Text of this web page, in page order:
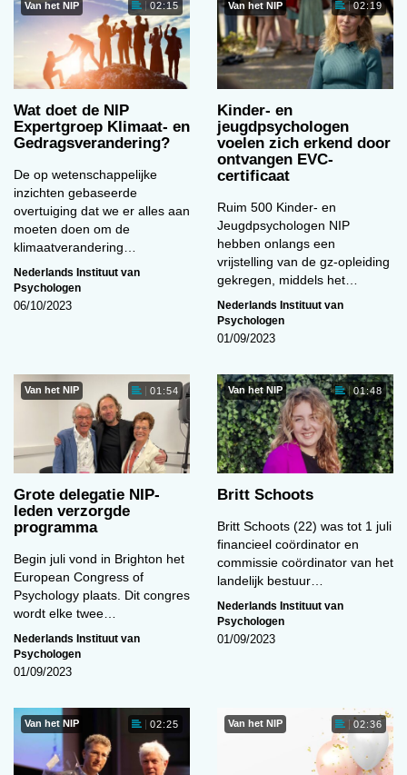
Van het NIP 02:15
Wat doet de NIP
Expertgroep Klimaat- en
Gedragsverandering?
De op wetenschappelijke
inzichten gebaseerde
overtuiging dat we er alles aan
moeten doen om de
klimaatverandering…
Nederlands Instituut van
Psychologen
06/10/2023
Van het NIP 02:19
Kinder- en
jeugdpsychologen
voelen zich erkend door
ontvangen EVC-
certificaat
Ruim 500 Kinder- en
Jeugdpsychologen NIP
hebben onlangs een
vrijstelling van de gz-opleiding
gekregen, middels het…
Nederlands Instituut van
Psychologen
01/09/2023
Van het NIP 01:54
Grote delegatie NIP-
leden verzorgde
programma
Begin juli vond in Brighton het
European Congress of
Psychology plaats. Dit congres
wordt elke twee…
Nederlands Instituut van
Psychologen
01/09/2023
Van het NIP 01:48
Britt Schoots
Britt Schoots (22) was tot 1 juli
financieel coördinator en
commissie coördinator van het
landelijk bestuur…
Nederlands Instituut van
Psychologen
01/09/2023
Van het NIP 02:25 Van het NIP 02:36